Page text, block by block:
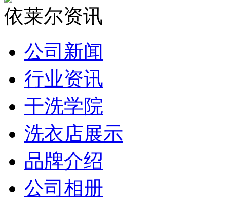
依莱尔资讯
公司新闻
行业资讯
干洗学院
洗衣店展示
品牌介绍
公司相册